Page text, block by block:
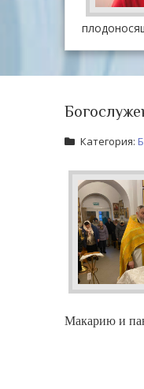
Категория:
Макарию и